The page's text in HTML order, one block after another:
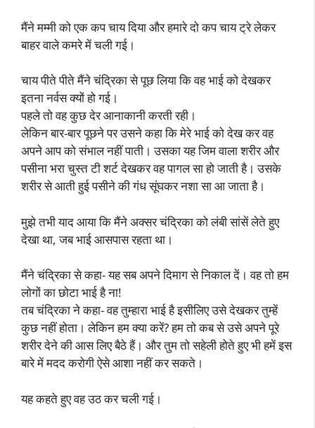
मैंने मम्मी को एक कप चाय दिया और हमारे दो कप चाय ट्रे लेकर
बाहर वाले कमरे में चली गई।
चाय पीते पीते मैंने चंद्रिका से पूछ लिया कि वह भाई को देखकर
इतना नर्वस क्यों हो गई।
पहले तो वह कुछ देर आनाकानी करती रही।
लेकिन बार-बार पूछने पर उसने कहा कि मेरे भाई को देख कर वह
अपने आप को संभाल नहीं पाती। उसका यह जिम वाला शरीर और
पसीना भरा चुस्त टी शर्ट देखकर वह पागल सा हो जाती है। उसके
शरीर से आती हुई पसीने की गंध सूंघकर नशा सा आ जाता है।
मुझे तभी याद आया कि मैंने अक्सर चंद्रिका को लंबी सांसें लेते हुए
देखा था, जब भाई आसपास रहता था।
मैंने चंद्रिका से कहा- यह सब अपने दिमाग से निकाल दें। वह तो हम
लोगों का छोटा भाई है ना!
तब चंद्रिका ने कहा- वह तुम्हारा भाई है इसीलिए उसे देखकर तुम्हें
कुछ नहीं होता। लेकिन हम क्या करें? हम तो कब से उसे अपने पूरे
शरीर देने की आस लिए बैठे हैं। और तुम तो सहेली होते हुए भी हमें इस
बारे में मदद करोगी ऐसे आशा नहीं कर सकते।
यह कहते हुए वह उठ कर चली गई।